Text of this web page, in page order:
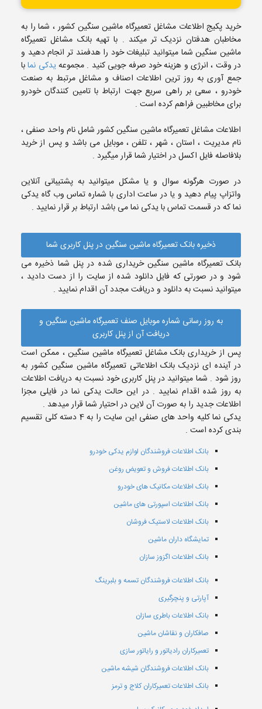
خرید پکیج اطلاعات مشاغل تعمیرگاه ماشین سنگین کشور ، شما را به
مخاطبان هدفتان نزدیک تر میکند . با تهیه بانک مشاغل تعمیرگاه
ماشین سنگین شما میتوانید تبلیغات خود را هدفمند تر انجام دهید و
در وقت ، انرژی و هزینه خود صرفه جویی کنید . مجموعهیدکی نمابا
جمع آوری به روز ترین اطلاعات اصناف و مشاغل مرتبط به صنعت
خودرو ، سعی بر راهی سریع جهت ارتباط با تامین کنندگان خودرو
برای مخاطبین فراهم کرده است .
اطلاعات مشاغل تعمیرگاه ماشین سنگین کشور شامل نام واحد صنفی ،
نام مدیریت ، استان ، شهر ، تلفن ، موبایل می باشد و پس از خرید
بلافاصله فایل اکسل در اختیار شما قرار میگیرد .
در صورت هرگونه سوال و یا مشکل میتوانید به پشتیبانی آنلاین
واتزاپ پیام دهید و یا در ساعت اداری با شماره تماس وب گاه یدکی
نما که در قسمت تماس با یدکی نما می باشد ارتباط بر قرار نمایید .
ذخیره بانک تعمیرگاه ماشین سنگین در پنل کاربری شما
بانک تعمیرگاه ماشین سنگین خریداری شده در پنل شما ذخیره می
شود و در صورتی که فایل دانلود شده از سایت را از دست دادید ،
میتوانید نسبت به دانلود و دریافت مجدد آن اقدام نمایید .
به روز رسانی شماره موبایل صنف تعمیرگاه ماشین سنگین و
دریافت آن از پنل کاربری
پس از خریداری بانک مشاغل تعمیرگاه ماشین سنگین ، ممکن است
در آینده ای نزدیک بانک اطلاعاتی تعمیرگاه ماشین سنگین کشور به
روز شود . شما میتوانید در پنل کاربری خود نسبت به دریافت اطلاعات
به روز شده اقدام نمایید . در این حالت یدکی نما در فایلی مجزا
اطلاعات جدید را به صورت آن لاین در احتیار شما قرار میدهد .
یدکی نما کلیه واحد های صنفی این سایت را به 4 دسته کلی تقسیم
بندی کرده است .
بانک اطلاعات فروشندگان لوازم یدکی خودرو
بانک اطلاعات فروش و تعویض روغن
بانک اطلاعات مکانیک های خودرو
بانک اطلاعات اسپورتی های ماشین
بانک اطلاعات لاستیک فروشان
تمایشگاه داران ماشین
بانک اطلاعات اگزوز سازان
بانک اطلاعات فروشندگان تسمه و بلبرینگ
آپارتی و پنچرگیری
بانک اطلاعات باطری سازان
صافکاران و نقاشان ماشین
تعمیرکاران رادیاتور و رایاتور سازی
بانک اطلاعات فروشندگان شیشه ماشین
بانک اطلاعات تعمیرکاران کلاج و ترمز